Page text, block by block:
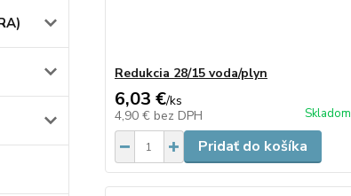
Redukcia 28/15 voda/plyn
6,03 €/ks
4,90 € bez DPH Skladom
Pridať do košíka